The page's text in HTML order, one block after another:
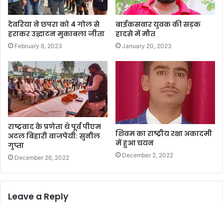
देवरिया ने छपरा को 4 गोल से
हराकर उद्घाटन मुकाबला जीता
February 6, 2023
बाईकसवार युवक की सड़क
हादसे में मौत
January 20, 2023
राष्ट्रवाद के प्रणेता थे पूर्व पीएम
अटल बिहारी वाजपेयी: सुनील
गुप्ता
December 26, 2022
शिवम का राष्ट्रीय रक्षा अकादमी
में हुआ चयन
December 2, 2022
Leave a Reply